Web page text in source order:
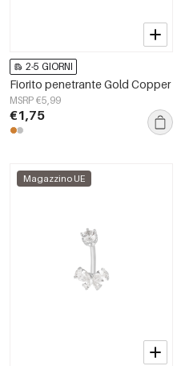
2-5 GIORNI
Fiorito penetrante Gold Copper
MSRP €5,99
€1,75
Magazzino UE